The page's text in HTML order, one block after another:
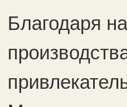
Благодаря